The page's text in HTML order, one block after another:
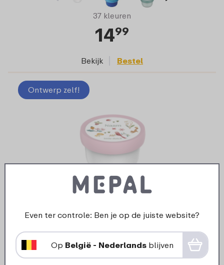
37 kleuren
1499
Bekijk Bestel
Ontwerp zelf!
Ontwerp je eigen fruitbox Campus 300 ml -
Fairy Wonders
Even ter controle: Ben je op de juiste website?
Op België - Nederlandsblijven